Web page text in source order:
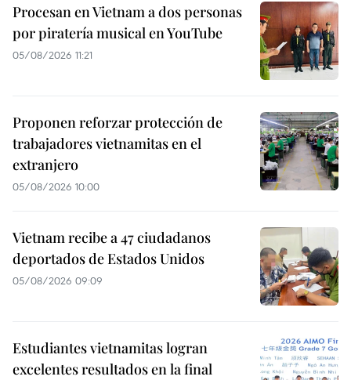
Procesan en Vietnam a dos personas
por piratería musical en YouTube
05/08/2026 11:21
Proponen reforzar protección de
trabajadores vietnamitas en el
extranjero
05/08/2026 10:00
Vietnam recibe a 47 ciudadanos
deportados de Estados Unidos
05/08/2026 09:09
Estudiantes vietnamitas logran
excelentes resultados en la final